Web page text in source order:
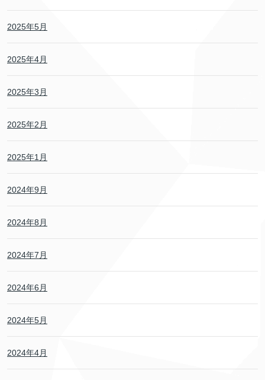
2025年5月
2025年4月
2025年3月
2025年2月
2025年1月
2024年9月
2024年8月
2024年7月
2024年6月
2024年5月
2024年4月